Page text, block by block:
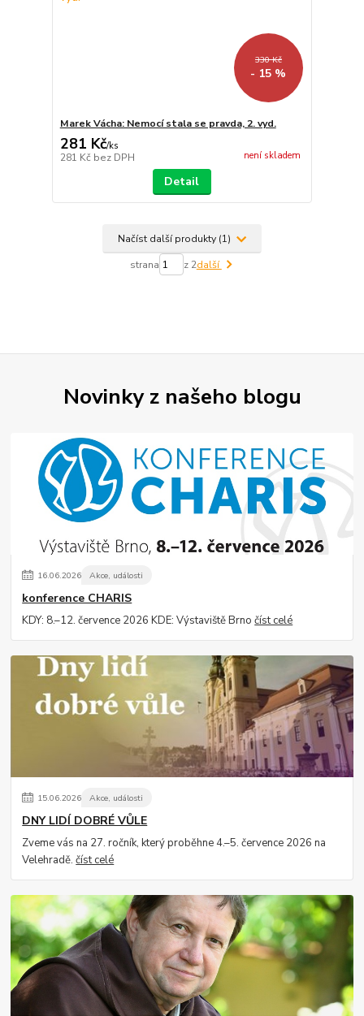
330 Kč
- 15 %
Marek Vácha: Nemocí stala se pravda, 2. vyd.
281 Kč/ks
281 Kč bez DPH není skladem
Detail
Načíst další produkty (1)
strana z 2další
Novinky z našeho blogu
16.06.2026 Akce, události
konference CHARIS
KDY: 8.–12. července 2026 KDE: Výstaviště Brnočíst celé
15.06.2026 Akce, události
DNY LIDÍ DOBRÉ VŮLE
Zveme vás na 27. ročník, který proběhne 4.–5. července 2026 na
Velehradě.číst celé